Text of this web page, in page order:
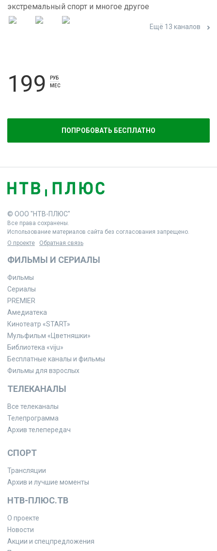
экстремальный спорт и многое другое
Ещё 13 каналов
199
РУБ
МЕС
ПОПРОБОВАТЬ БЕСПЛАТНО
© ООО "НТВ-ПЛЮС"
Все права сохранены.
Использование материалов сайта без согласования запрещено.
О проекте
Обратная связь
ФИЛЬМЫ И СЕРИАЛЫ
Фильмы
Сериалы
PREMIER
Амедиатека
Кинотеатр «START»
Мульфильм «Цветняшки»
Библиотека «viju»
Бесплатные каналы и фильмы
Фильмы для взрослых
ТЕЛЕКАНАЛЫ
Все телеканалы
Телепрограмма
Архив телепередач
СПОРТ
Трансляции
Архив и лучшие моменты
НТВ-ПЛЮС.ТВ
О проекте
Новости
Акции и спецпредложения